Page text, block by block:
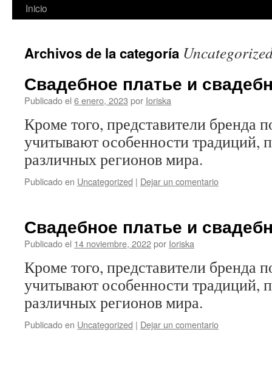
Inicio
Archivos de la categoría
Свадебное платье и
Publicado el 6 enero, 2023 por Ioriska
Кроме того, представители бренда
учитывают особенности традиций,
различных регионов мира.
Publicado en Uncategorized | Dejar un comentario
Свадебное платье и
Publicado el 14 noviembre, 2022por Ioriska
Кроме того, представители бренда
учитывают особенности традиций,
различных регионов мира.
Publicado en Uncategorized | Dejar un comentario